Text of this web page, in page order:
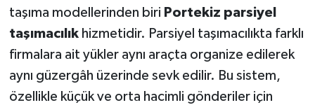
taşıma modellerinden biri Portekiz parsiyel
taşımacılıkhizmetidir. Parsiyel taşımacılıkta farklı
firmalara ait yükler aynı araçta organize edilerek
aynı güzergâh üzerinde sevk edilir. Bu sistem,
özellikle küçük ve orta hacimli gönderiler için